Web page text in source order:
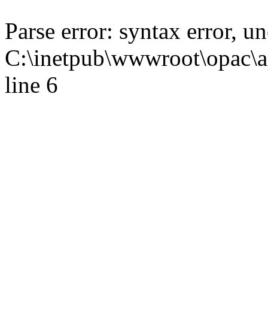
Parse error: syntax error,
line 6